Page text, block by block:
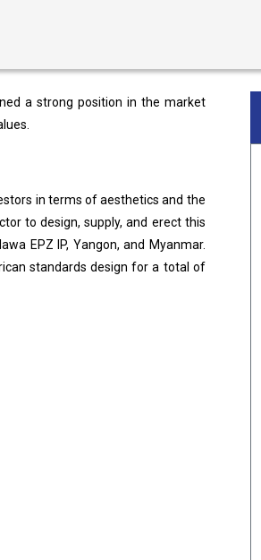
a strong position in the market
in terms of aesthetics and the
to design, supply, and erect this
EPZ IP, Yangon, and Myanmar.
standards design for a total of